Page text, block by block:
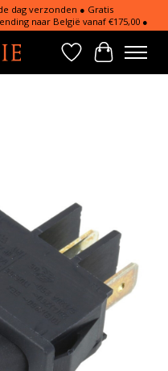
dag verzonden ● Gratis
naar België vanaf €175,00 ●
Verlanglijst